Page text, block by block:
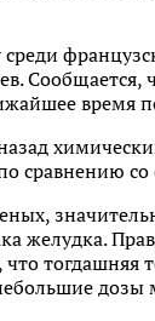
среди
Сообщается,
время
сравнению со
желудка.
тогдашняя
дозы